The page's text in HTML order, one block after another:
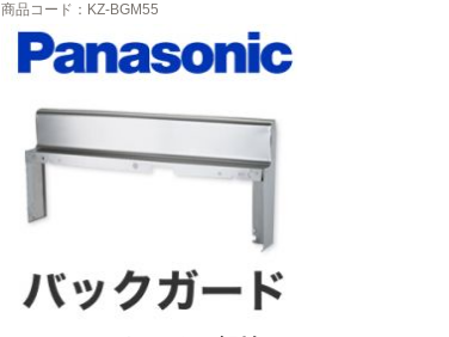
商品コード ：KZ-BGM55